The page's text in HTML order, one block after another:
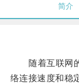
简介
随着互联网的
络连接速度和稳